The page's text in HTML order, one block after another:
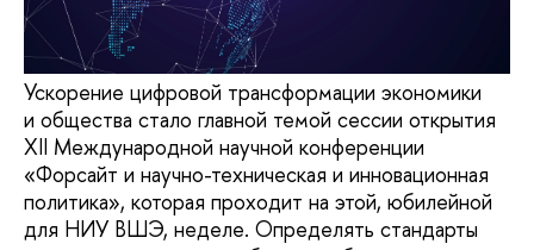
Ускорение цифровой трансформации экономики
и общества стало главной темой сессии открытия
XII Международной научной конференции
«Форсайт и научно-техническая и инновационная
политика», которая проходит на этой, юбилейной
для НИУ ВШЭ, неделе. Определять стандарты